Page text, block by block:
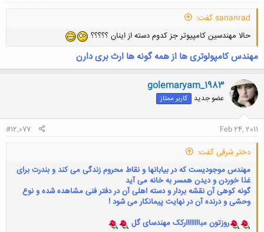
sananrad گفت:
حالا مهندسین کامپیوتر جز کدوم دسته از اینان ؟؟؟؟؟
مهندس کامپولوتری ها از همه گونه ها ارث بری دارن
golemaryam_1983
عضو جدید کاربر ممتاز
Feb 24, 2011
#12,077
دختر شرقی گفت:
مهندس موجودیست که در بیابانها و نقاط محروم زندگی می کند و بندرت برای
غذا خوردن و دیدن همسر به خانه می آید
گونه کوهی آن نقشه بردار و دسته اهلی آن در دفتر فنی مشاهده شده و نوع
وحشی و درنده آن در نهایت پیمانکار می شود !
روزتون مباااااااارکک مهندسای گل